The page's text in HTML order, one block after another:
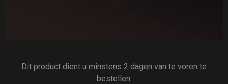
Dit product dient u minstens 2 dagen van te voren te
bestellen.